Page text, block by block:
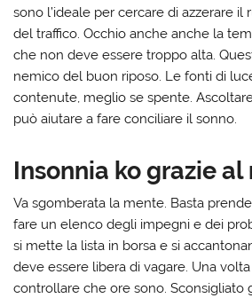
sono l’ideale per cercare di azzerare il
del traffico. Occhio anche anche la
che non deve essere troppo alta.
nemico del buon riposo. Le fonti di
contenute, meglio se spente.
può aiutare a fare conciliare il sonno.
Insonnia ko grazie al
Va sgomberata la mente. Basta
fare un elenco degli impegni e dei
si mette la lista in borsa e si
deve essere libera di vagare. Una
controllare che ore sono. Sconsigliato